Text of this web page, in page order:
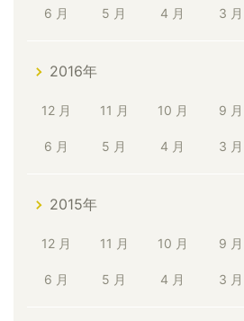
6 月 5 月 4 月 3 月
2016年
12 月 11 月 10 月 9 月
6 月 5 月 4 月 3 月
2015年
12 月 11 月 10 月 9 月
6 月 5 月 4 月 3 月